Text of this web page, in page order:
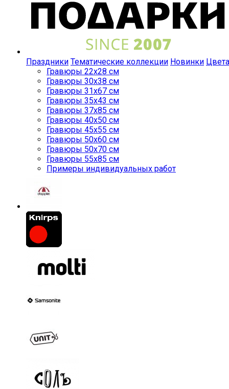
Праздники Тематические коллекции Новинки Цвета
Гравюры 22x28 см
Гравюры 30x38 см
Гравюры 31x67 см
Гравюры 35x43 см
Гравюры 37x85 см
Гравюры 40x50 см
Гравюры 45x55 см
Гравюры 50x60 см
Гравюры 50x70 см
Гравюры 55x85 см
Примеры индивидуальных работ